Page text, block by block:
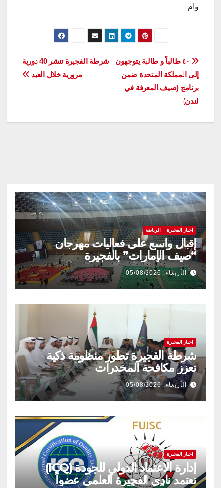
وام
تصفّح
المقالات
شرطة الفجيرة تنشر 40 دورية
مرورية خلال العيد
٤٠ طالباً و طالبة يتوجهون
إلى المملكة المتحدة ضمن
برنامج (صيف المعرفة في
لندن)
اخبار الفجيرة الرياضة
إقبال واسع على فعاليات مهرجان
“صيف الإمارات” بالفجيرة
الأربعاء, 05/08/2026
اخبار الفجيرة
شرطة الفجيرة تطور منظومة ذكية
تعزز مكافحة المخدرات
الأربعاء, 05/08/2026
اخبار الفجيرة
إدارة الاعتماد الدولي للجودة (ICQ)
تعتمد نادي الفجيرة العلمي عضواً